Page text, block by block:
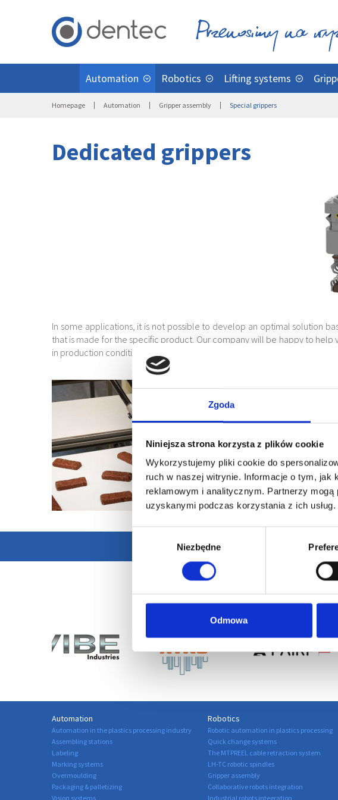
Zgoda
Niniejsza strona korzysta z plików cookie
Wykorzystujemy pliki cookie do
ruch w naszej witrynie. Informacje o tym, jak
reklamowym i analitycznym. Partnerzy
uzyskanymi podczas korzystania z ich usług.
Wybór
Niezbędne
Odmowa
Automation Robotics Lifting systems
Homepage Automation Gripper assembly Special grippers
Dedicated grippers
In some applications, it is not possible to develop an optimal solution
that is made for the specific product. Our company will be happy to
in production conditions. As a result, you always get a working gripper.
Automation
Automation in the plastics processing industry
Assembling stations
Labeling
Marking systems
Overmoulding
Packaging & palletizing
Vision systems
Robotics
Robotic automation in plastics processing
Quick change systems
The MTPREEL cable retraction system
LH-TC robotic spindles
Gripper assembly
Collaborative robots integration
Industrial robots integration